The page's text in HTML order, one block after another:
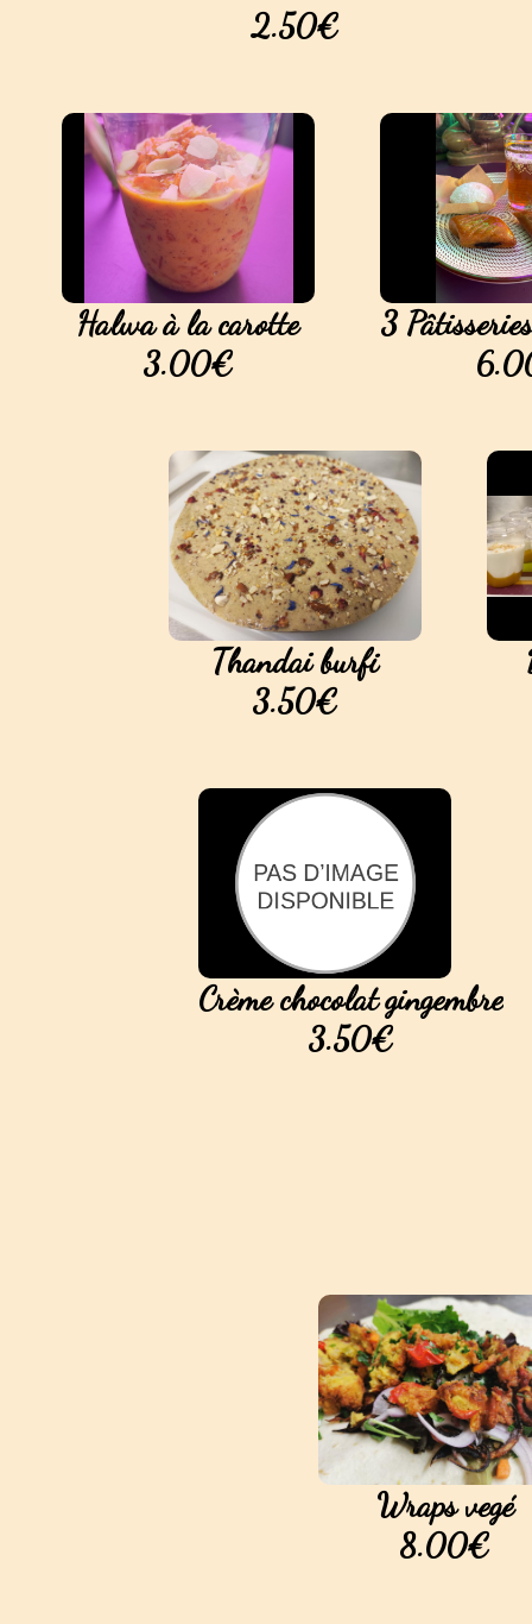
2.50€
Halwa à la carotte
3.00€
3
Thandai burfi
3.50€
Crème chocolat gingembre
3.50€
Wraps vegé
8.00€